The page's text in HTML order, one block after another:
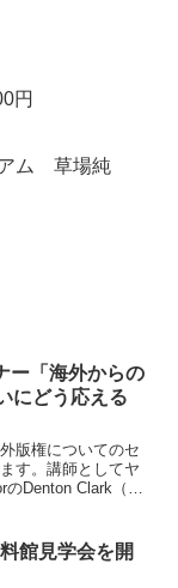
円
アム 草場純
ー「海外からの
にどう応える
版権についてのセ
す。講師としてヤ
のDenton Clark（ク
ら良いのか？海外
館見学会を開